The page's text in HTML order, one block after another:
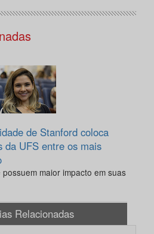
de Stanford coloca
da UFS entre os mais
maior impacto em suas
Relacionadas